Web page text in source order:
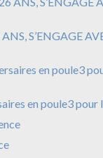
S’ENGAGE
en poule3 pour